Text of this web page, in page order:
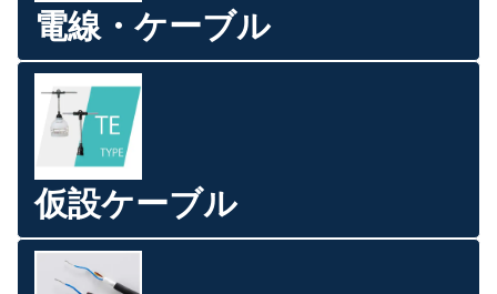
電線・ケーブル
仮設ケーブル